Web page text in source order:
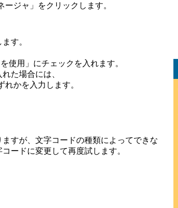
ジャ」をクリックします。
す。
使用」にチェックを入れます。
た場合には、
れかを入力します。
すが、文字コードの種類によってできな
ードに変更して再度試します。